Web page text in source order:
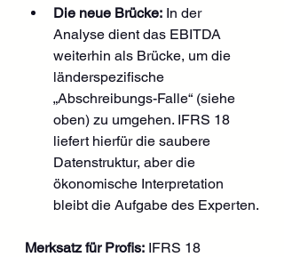
Die neue Brücke: In der
Analyse dient das EBITDA
weiterhin als Brücke, um die
länderspezifische
„Abschreibungs-Falle“ (siehe
oben) zu umgehen. IFRS 18
liefert hierfür die saubere
Datenstruktur, aber die
ökonomische Interpretation
bleibt die Aufgabe des Experten.
Merksatz für Profis: IFRS 18